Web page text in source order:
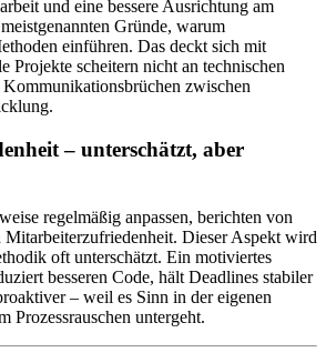
und eine bessere Ausrichtung am
Gründe, warum
einführen. Das deckt sich mit
Projekte scheitern nicht an technischen
zwischen
– unterschätzt, aber
regelmäßig anpassen, berichten von
Mitarbeiterzufriedenheit. Dieser Aspekt wird
oft unterschätzt. Ein motiviertes
besseren Code, hält Deadlines stabiler
– weil es Sinn in der eigenen
Prozessrauschen untergeht.